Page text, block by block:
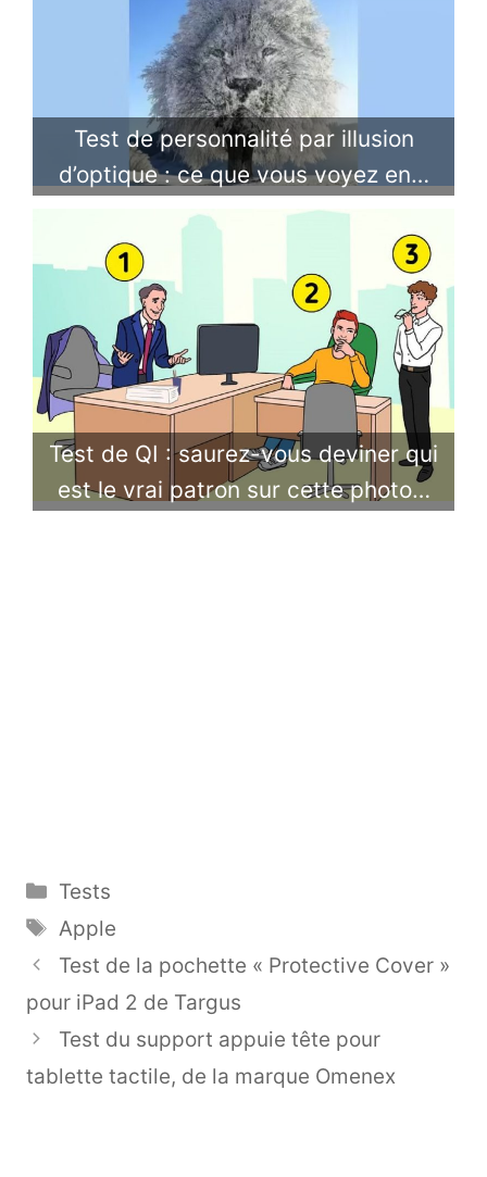
Test de personnalité par illusion
d’optique : ce que vous voyez en…
Test de QI : saurez-vous deviner qui
est le vrai patron sur cette photo…
Catégories
Tests
Étiquettes
Apple
Test de la pochette « Protective Cover »
pour iPad 2 de Targus
Test du support appuie tête pour
tablette tactile, de la marque Omenex